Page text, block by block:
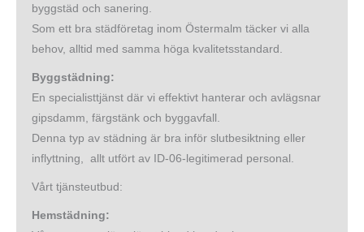
byggstäd och sanering.
Som ett bra städföretag inom Östermalm täcker vi alla
behov, alltid med samma höga kvalitetsstandard.
Byggstädning:
En specialisttjänst där vi effektivt hanterar och avlägsnar
gipsdamm, färgstänk och byggavfall.
Denna typ av städning är bra inför slutbesiktning eller
inflyttning, allt utfört av ID-06-legitimerad personal.
Vårt tjänsteutbud:
Hemstädning: